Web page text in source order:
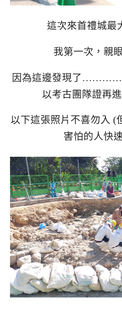
這次來首禮城最
我第一次，親
因為這邊發現了…………
以考古團隊證再
以下這張照片不喜勿入 (
害怕的人快